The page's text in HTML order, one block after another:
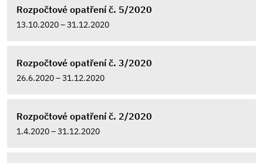
Rozpočtové opatření č. 5/2020
13.10.2020 – 31.12.2020
Rozpočtové opatření č. 3/2020
26.6.2020 – 31.12.2020
Rozpočtové opatření č. 2/2020
1.4.2020 – 31.12.2020